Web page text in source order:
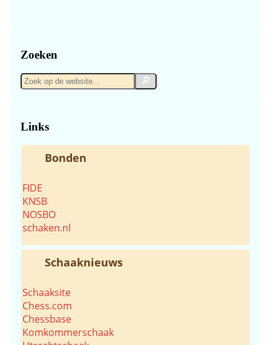
Zoeken
Zoek
op
Zoek
Links
Bonden
FIDE
KNSB
NOSBO
schaken.nl
Schaaknieuws
Schaaksite
Chess.com
Chessbase
Komkommerschaak